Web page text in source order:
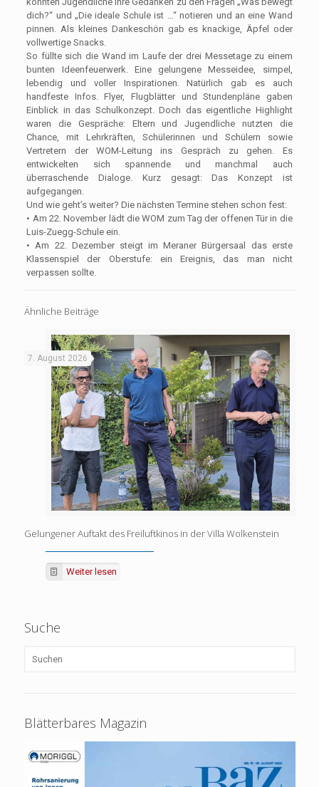
dich?“ und „Die ideale Schule ist …“ notieren und an eine Wand
pinnen. Als kleines Dankeschön gab es knackige, Äpfel oder
vollwertige Snacks.
So füllte sich die Wand im Laufe der drei Messetage zu einem
bunten Ideenfeuerwerk. Eine gelungene Messeidee, simpel,
lebendig und voller Inspirationen. Natürlich gab es auch
handfeste Infos. Flyer, Flugblätter und Stundenpläne gaben
Einblick in das Schulkonzept. Doch das eigentliche Highlight
waren die Gespräche: Eltern und Jugendliche nutzten die
Chance, mit Lehrkräften, Schülerinnen und Schülern sowie
Vertretern der WOM-Leitung ins Gespräch zu gehen. Es
entwickelten sich spannende und manchmal auch
überraschende Dialoge. Kurz gesagt: Das Konzept ist
aufgegangen.
Und wie geht’s weiter? Die nächsten Termine stehen schon fest:
• Am 22. November lädt die WOM zum Tag der offenen Tür in die
Luis-Zuegg-Schule ein.
• Am 22. Dezember steigt im Meraner Bürgersaal das erste
Klassenspiel der Oberstufe: ein Ereignis, das man nicht
verpassen sollte.
Ähnliche Beiträge
7. August 2026
Gelungener Auftakt des Freiluftkinos in der Villa Wolkenstein
Weiter lesen
Suche
Blätterbares Magazin